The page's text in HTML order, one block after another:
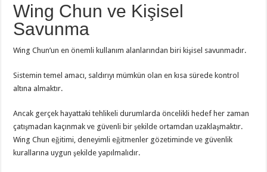
Wing Chun ve Kişisel
Savunma
Wing Chun’un en önemli kullanım alanlarından biri kişisel savunmadır.
Sistemin temel amacı, saldırıyı mümkün olan en kısa sürede kontrol
altına almaktır.
Ancak gerçek hayattaki tehlikeli durumlarda öncelikli hedef her zaman
çatışmadan kaçınmak ve güvenli bir şekilde ortamdan uzaklaşmaktır.
Wing Chun eğitimi, deneyimli eğitmenler gözetiminde ve güvenlik
kurallarına uygun şekilde yapılmalıdır.